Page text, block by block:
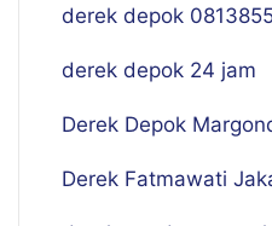
derek depok
derek depok 24 jam
Derek Depok
Derek Fatmawati